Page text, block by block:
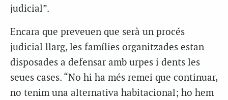
judicial”.
Encara que preveuen que serà un procés
judicial llarg, les famílies organitzades estan
disposades a defensar amb urpes i dents les
seues cases. “No hi ha més remei que continuar,
no tenim una alternativa habitacional; ho hem